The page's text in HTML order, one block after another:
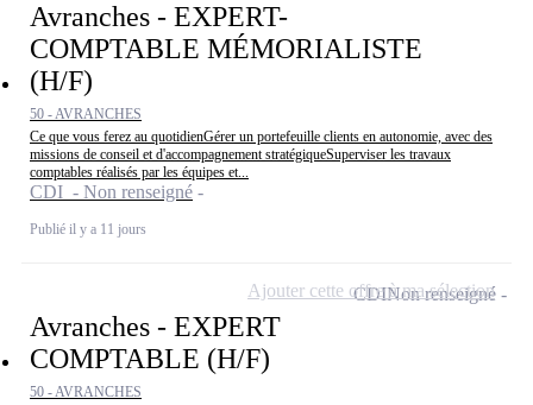
Avranches - EXPERT-
COMPTABLE MÉMORIALISTE
(H/F)
50 - AVRANCHES
Ce que vous ferez au quotidienGérer un portefeuille clients en autonomie, avec des
missions de conseil et d'accompagnement stratégiqueSuperviser les travaux
comptables réalisés par les équipes et...
CDI - Non renseigné
Publié il y a 11 jours
Avranches - EXPERT
COMPTABLE (H/F)
50 - AVRANCHES
CDINon renseigné
Ajouter cette offre à ma sélection